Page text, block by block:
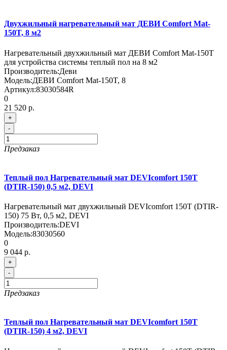
Двухжильный нагревательный мат ДЕВИ Comfort Mat-
150T, 8 м2
Нагревательный двухжильный мат ДЕВИ Comfort Mat-150T
для устройства системы теплый пол на 8 м2
Производитель:Деви
Модель:ДЕВИ Comfort Mat-150T, 8
Артикул:83030584R
0
21 520 р.
+
-
Предзаказ
Теплый пол Нагревательный мат DEVIcomfort 150T
(DTIR-150) 0,5 м2, DEVI
Нагревательный мат двухжильный DEVIcomfort 150T (DTIR-
150) 75 Вт, 0,5 м2, DEVI
Производитель:DEVI
Модель:83030560
0
9 044 р.
+
-
Предзаказ
Теплый пол Нагревательный мат DEVIcomfort 150T
(DTIR-150) 4 м2, DEVI